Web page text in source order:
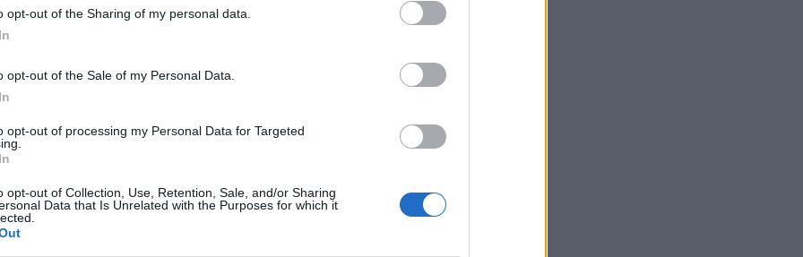
opt-out of the Sharing of my personal data.
opt-out of the Sale of my Personal Data.
opt-out of processing my Personal Data for Targeted
opt-out of Collection, Use, Retention, Sale, and/or Sharing
Data that Is Unrelated with the Purposes for which it
force